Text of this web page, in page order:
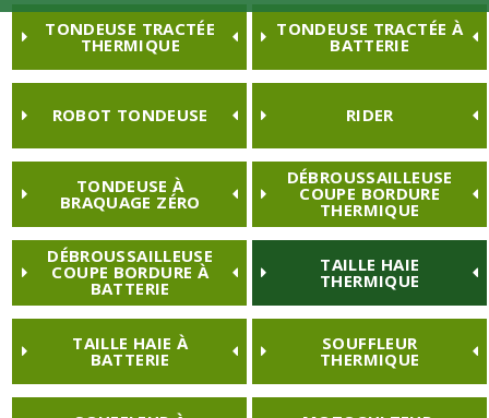
TONDEUSE TRACTÉE
THERMIQUE
TONDEUSE TRACTÉE À
BATTERIE
ROBOT TONDEUSE RIDER
TONDEUSE À
BRAQUAGE ZÉRO
DÉBROUSSAILLEUSE
COUPE BORDURE
THERMIQUE
DÉBROUSSAILLEUSE
COUPE BORDURE À
BATTERIE
TAILLE HAIE
THERMIQUE
TAILLE HAIE À
BATTERIE
SOUFFLEUR
THERMIQUE